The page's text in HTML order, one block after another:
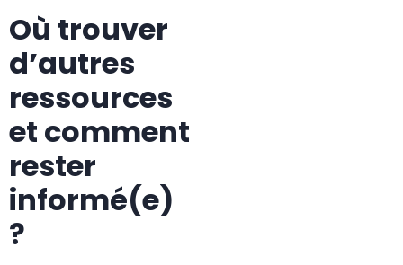
Où trouver
d’autres
ressources
et comment
rester
informé(e)
?